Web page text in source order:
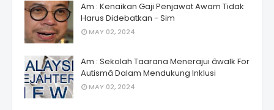
Am : Kenaikan Gaji Penjawat Awam Tidak
Harus Didebatkan - Sim
MAY 02, 2024
Am : Sekolah Taarana Menerajui âwalk For
Autismâ Dalam Mendukung Inklusi
MAY 02, 2024